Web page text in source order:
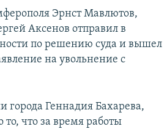
Эрнст Мавлютов,
Аксенов отправил в
по решению суда и вышел
на увольнение с
города Геннадия Бахарева,
что за время работы